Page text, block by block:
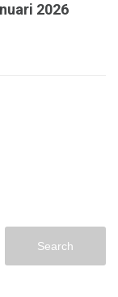
2026
Search